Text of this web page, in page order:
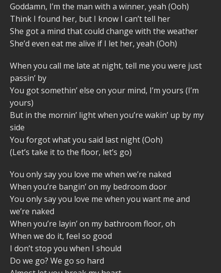
Goddamn, I’m the man with a winner, yeah (Ooh)
Think I found her, but I know I can’t tell her
She got a mind that could change with the weather
She’d even eat me alive if I let her, yeah (Ooh)
When you call me late at night, tell me you were just
passin’ by
You got somethin’ else on your mind, I’m yours (I’m
yours)
But in the mornin’ light when you’re wakin’ up by my
side
You forgot what you said last night (Ooh)
(Let’s take it to the floor, let’s go)
You only say you love me when we’re naked
When you’re bangin’ on my bedroom door
You only say you love me when you want me and
we’re naked
When you’re layin’ on my bathroom floor, oh
When we do it, feel so good
I don’t stop you when I should
Do we go? We go so hard